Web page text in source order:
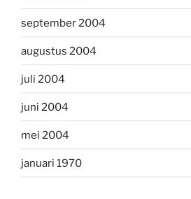
september 2004
augustus 2004
juli 2004
juni 2004
mei 2004
januari 1970